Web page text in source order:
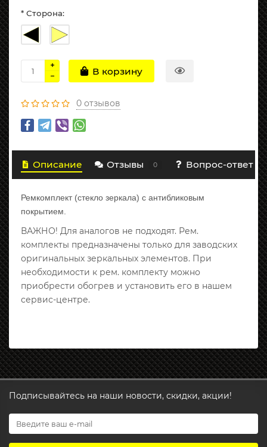
* Сторона:
В корзину
0 отзывов
Описание Отзывы 0 Вопрос-ответ 0
Ремкомплект (стекло зеркала) с антибликовым
покрытием.
ВАЖНО! Для аналогов не подходят. Рем.
комплекты предназначены только для заводских
оригинальных зеркальных элементов. При
необходимости к рем. комплекту можно
приобрести обогрев и установить его в нашем
сервис-центре.
Подписывайтесь на наши новости, скидки, акции!